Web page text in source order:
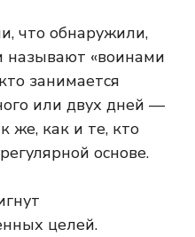
что обнаружили,
называют «воинами
занимается
или двух дней —
же, как и те, кто
основе.
целей.